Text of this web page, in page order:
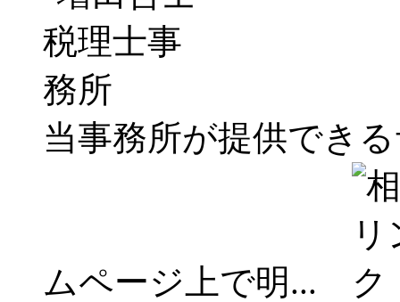
当事務所が提供でき
ムページ上で明...